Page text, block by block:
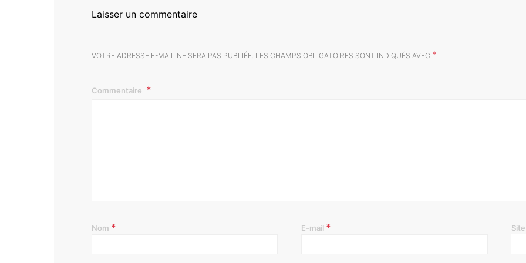
Laisser un commentaire
VOTRE ADRESSE E-MAIL NE SERA PAS PUBLIÉE. LES CHAMPS OBLIGATOIRES SONT INDIQUÉS AVEC *
Commentaire
Nom * E-mail *